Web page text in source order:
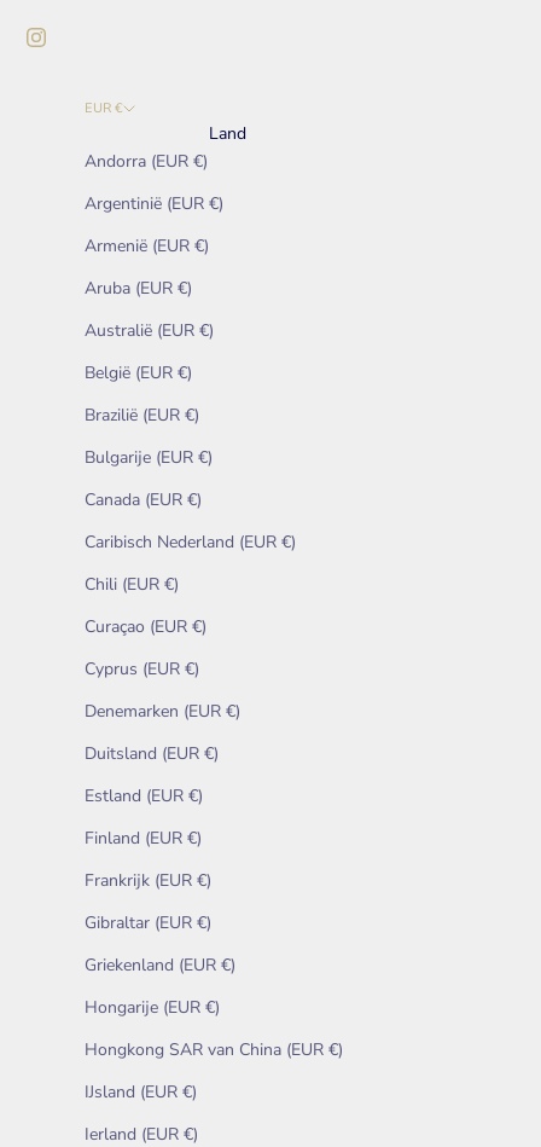
EUR €
Land
Andorra (EUR €)
Argentinië (EUR €)
Armenië (EUR €)
Aruba (EUR €)
Australië (EUR €)
België (EUR €)
Brazilië (EUR €)
Bulgarije (EUR €)
Canada (EUR €)
Caribisch Nederland (EUR €)
Chili (EUR €)
Curaçao (EUR €)
Cyprus (EUR €)
Denemarken (EUR €)
Duitsland (EUR €)
Estland (EUR €)
Finland (EUR €)
Frankrijk (EUR €)
Gibraltar (EUR €)
Griekenland (EUR €)
Hongarije (EUR €)
Hongkong SAR van China (EUR €)
IJsland (EUR €)
Ierland (EUR €)